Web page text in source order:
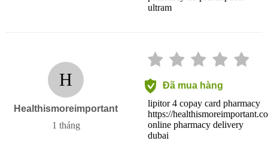
ultram
H
Healthismoreimportant
1 tháng
Đã mua hàng
lipitor 4 copay card pharmacy
https://
online pharmacy delivery
dubai